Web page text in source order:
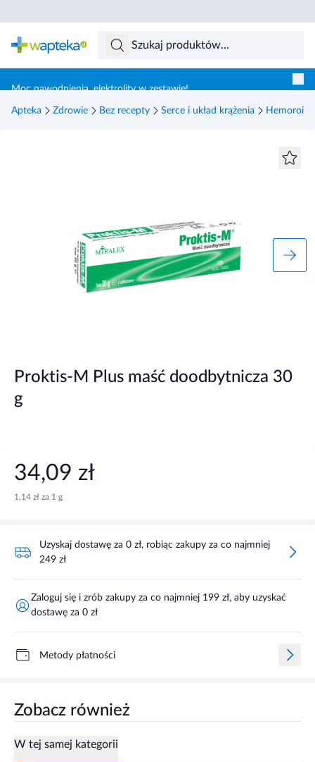
Moc nawodnienia, elektrolity w zestawie!
Apteka Zdrowie Bez recepty Serce i układ krążenia Hemoroidy
Proktis-M Plus maść doodbytnicza 30
g
34,09 zł
1,14 zł za 1 g
Uzyskaj dostawę za 0 zł, robiąc zakupy za co najmniej
249 zł
Zaloguj się i zrób zakupy za co najmniej 199 zł, aby uzyskać
dostawę za 0 zł
Metody płatności
Zobacz również
W tej samej kategorii